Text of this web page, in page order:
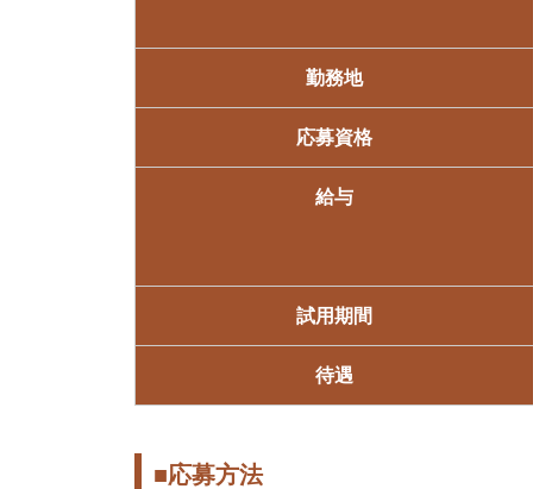
勤務地
応募資格
給与
試用期間
待遇
■応募方法